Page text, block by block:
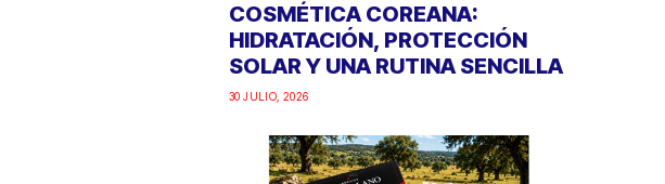
COSMÉTICA COREANA:
HIDRATACIÓN, PROTECCIÓN
SOLAR Y UNA RUTINA SENCILLA
30 JULIO, 2026